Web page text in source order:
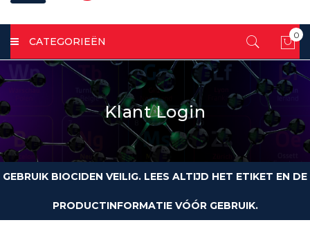
CATEGORIEËN
0
Klant Login
GEBRUIK BIOCIDEN VEILIG. LEES ALTIJD HET ETIKET EN DE
PRODUCTINFORMATIE VÓÓR GEBRUIK.